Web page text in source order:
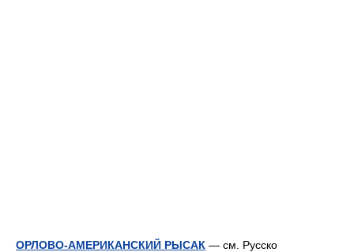
ОРЛОВО-АМЕРИКАНСКИЙ РЫСАК — см. Русско